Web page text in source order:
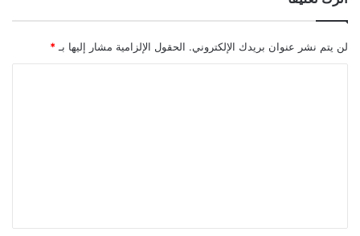
لن يتم نشر عنوان بريدك الإلكتروني. الحقول الإلزامية مشار إليها بـ *